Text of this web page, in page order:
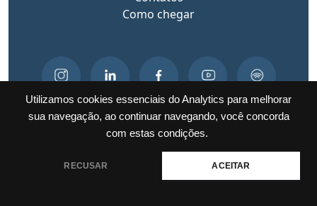
Utilizamos cookies essenciais do Analytics para melhorar
sua navegação, ao continuar navegando, você concorda
com estas condições.
RECUSAR ACEITAR
Como chegar